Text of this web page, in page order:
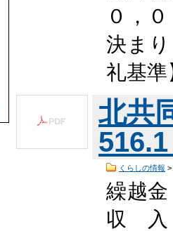
０，
決ま
礼基
北共
くらしの情報 >
繰越
収 入